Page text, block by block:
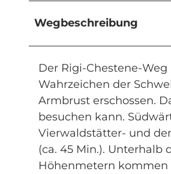
Wegbeschreibung
Der Rigi-Chestene-
Wahrzeichen der
Armbrust erschossen.
besuchen kann.
Vierwaldstätter- und
(ca. 45 Min.).
Höhenmetern